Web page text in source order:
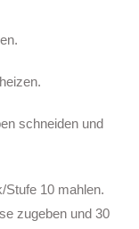
schneiden und
Stufe 10 mahlen.
zugeben und 30